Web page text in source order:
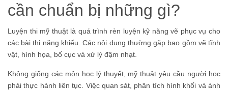
cần chuẩn bị những gì?
Luyện thi mỹ thuật là quá trình rèn luyện kỹ năng vẽ phục vụ cho
các bài thi năng khiếu. Các nội dung thường gặp bao gồm vẽ tĩnh
vật, hình họa, bố cục và xử lý đậm nhạt.
Không giống các môn học lý thuyết, mỹ thuật yêu cầu người học
phải thực hành liên tục. Việc quan sát, phân tích hình khối và ánh